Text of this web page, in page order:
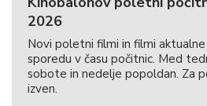
2026
Novi poletni filmi in filmi aktualne
sporedu v času počitnic. Med
sobote in nedelje popoldan. Za
izven.